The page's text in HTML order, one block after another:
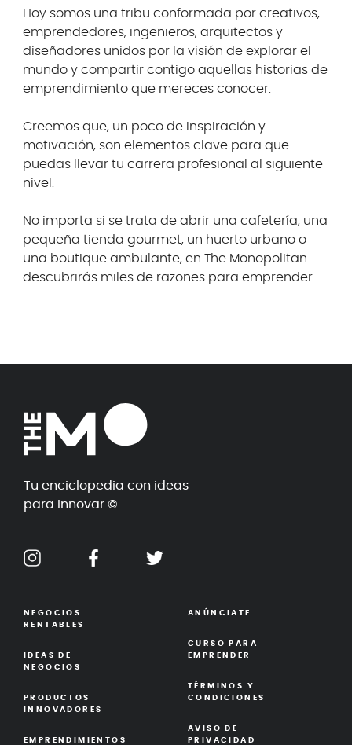
Hoy somos una tribu conformada por creativos,
emprendedores, ingenieros, arquitectos y
diseñadores unidos por la visión de explorar el
mundo y compartir contigo aquellas historias de
emprendimiento que mereces conocer.
Creemos que, un poco de inspiración y
motivación, son elementos clave para que
puedas llevar tu carrera profesional al siguiente
nivel.
No importa si se trata de abrir una cafetería, una
pequeña tienda gourmet, un huerto urbano o
una boutique ambulante, en The Monopolitan
descubrirás miles de razones para emprender.
Tu enciclopedia con ideas
para innovar ©
NEGOCIOS
RENTABLES
IDEAS DE
NEGOCIOS
PRODUCTOS
INNOVADORES
EMPRENDIMIENTOS
ANÚNCIATE
CURSO PARA
EMPRENDER
TÉRMINOS Y
CONDICIONES
AVISO DE
PRIVACIDAD